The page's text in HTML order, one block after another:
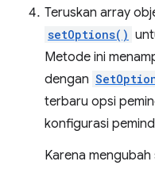
Teruskan array
setOptions()
Metode ini
dengan
terbaru opsi
konfigurasi
Karena